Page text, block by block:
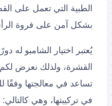
الطبية التي تعمل على
بشكل آمن على فروة
يُعتبر اختيار الشامبو له
القشرة، ولذلك نعرض لكم
تساعد في معالجتها وفقًا
في تركيبتها، وهي كالتالي: